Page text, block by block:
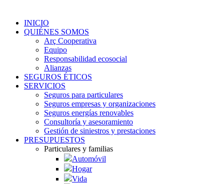
INICIO
QUIÉNES SOMOS
Arç Cooperativa
Equipo
Responsabilidad ecosocial
Alianzas
SEGUROS ÉTICOS
SERVICIOS
Seguros para particulares
Seguros empresas y organizaciones
Seguros energías renovables
Consultoría y asesoramiento
Gestión de siniestros y prestaciones
PRESUPUESTOS
Particulares y familias
Automóvil
Hogar
Vida